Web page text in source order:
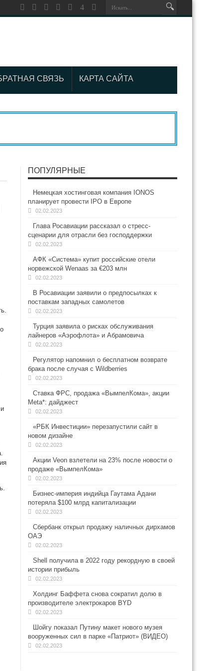
СВЯЗЬ КАРТА САЙТА
ПОПУЛЯРНЫЕ
Немецкая хостинговая компания IONOS
планирует провести IPO в Европе
02.02.2023
Глава Росавиации рассказал о стресс-
сценарии для отрасли без господдержки
02.02.2023
АФК «Система» купит российские отели
норвежской Wenaas за €203 млн
02.02.2023
В Росавиации заявили о предпосылках к
поставкам западных самолетов
02.02.2023
Турция заявила о рисках обслуживания
лайнеров «Аэрофлота» и Абрамовича
02.02.2023
Регулятор напомнил о бесплатном возврате
брака после случая с Wildberries
02.02.2023
Ставка ФРС, продажа «ВымпелКома», акции
Meta*: дайджест
02.02.2023
«РБК Инвестиции» перезапустили сайт в
новом дизайне
02.02.2023
Акции Veon взлетели на 23% после новости о
продаже «ВымпелКома»
02.02.2023
Бизнес-империя индийца Гаутама Адани
потеряла $100 млрд капитализации
02.02.2023
Сбербанк открыл продажу наличных дирхамов
ОАЭ
02.02.2023
Shell получила в 2022 году рекордную в своей
истории прибыль
02.02.2023
Холдинг Баффета снова сократил долю в
производителе электрокаров BYD
02.02.2023
Шойгу показал Путину макет нового музея
вооруженных сил в парке «Патриот» (ВИДЕО)
02.02.2023